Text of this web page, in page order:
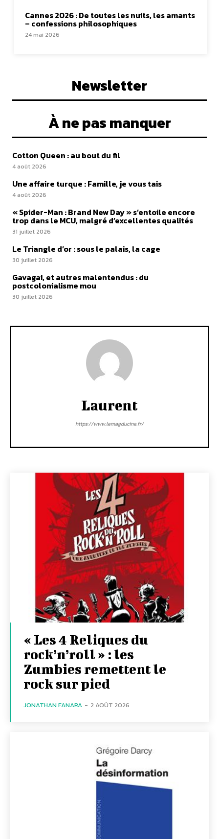
Cannes 2026 : De toutes les nuits, les amants
– confessions philosophiques
24 mai 2026
Newsletter
À ne pas manquer
Cotton Queen : au bout du fil
4 août 2026
Une affaire turque : Famille, je vous tais
4 août 2026
« Spider-Man : Brand New Day » s’entoile encore
trop dans le MCU, malgré d’excellentes qualités
31 juillet 2026
Le Triangle d’or : sous le palais, la cage
30 juillet 2026
Gavagai, et autres malentendus : du
postcolonialisme mou
30 juillet 2026
Laurent
https://www.lemagducine.fr/
« Les 4 Reliques du
rock’n’roll » : les
Zumbies remettent le
rock sur pied
JONATHAN FANARA - 2 AOÛT 2026